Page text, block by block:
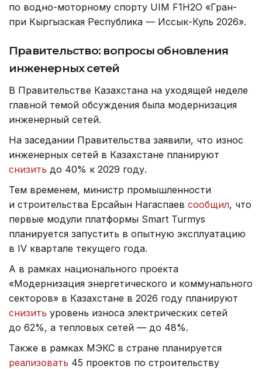
по водно-моторному спорту UIM F1H2O «Гран-
при Кыргызская Республика — Иссык-Куль 2026».
Правительство: вопросы обновления
инженерных сетей
В Правительстве Казахстана на уходящей неделе
главной темой обсуждения была модернизация
инженерный сетей.
На заседании Правительства заявили, что износ
инженерных сетей в Казахстане планируют
снизить до 40% к 2029 году.
Тем временем, министр промышленности
и строительства Ерсайын Нагаспаев сообщил, что
первые модули платформы Smart Turmys
планируется запустить в опытную эксплуатацию
в IV квартале текущего года.
А в рамках национального проекта
«Модернизация энергетического и коммунального
секторов» в Казахстане в 2026 году планируют
снизить уровень износа электрических сетей
до 62%, а тепловых сетей — до 48%.
Также в рамках МЭКС в стране планируется
реализовать 45 проектов по строительству